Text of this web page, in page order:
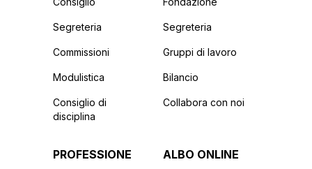
Segreteria
Commissioni
Modulistica
Consiglio di
disciplina
Segreteria
Gruppi di lavoro
Bilancio
Collabora con noi
PROFESSIONE ALBO ONLINE